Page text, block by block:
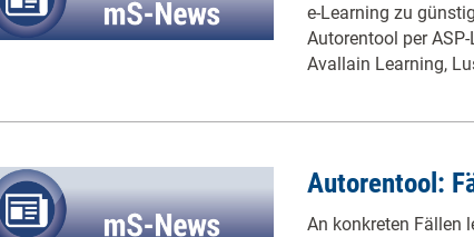
e-Learning zu
Autorentool per
Avallain Learning,
Autorentool:
An konkreten Fällen